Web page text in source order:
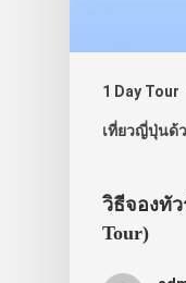
1 Day Tour
เที่ยวญี่ปุ่นด้
วิธีจองทัว
Tour)